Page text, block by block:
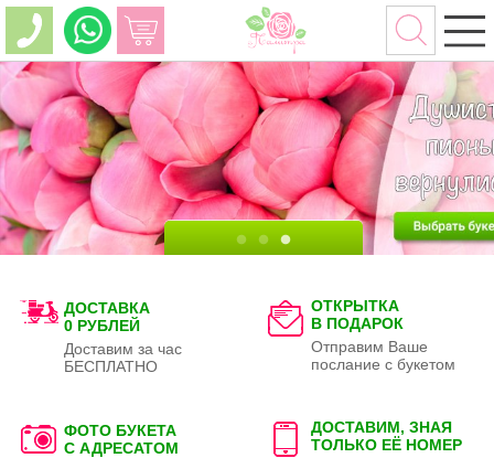
ДОСТАВКА
0 РУБЛЕЙ
Доставим за час
БЕСПЛАТНО
ОТКРЫТКА
В ПОДАРОК
Отправим Ваше
послание с букетом
ФОТО БУКЕТА
С АДРЕСАТОМ
ДОСТАВИМ, ЗНАЯ
ТОЛЬКО ЕЁ НОМЕР